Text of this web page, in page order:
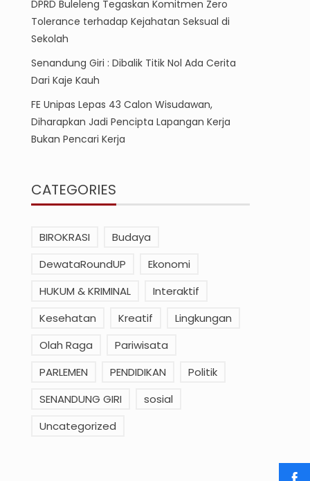
DPRD Buleleng Tegaskan Komitmen Zero
Tolerance terhadap Kejahatan Seksual di
Sekolah
Senandung Giri : Dibalik Titik Nol Ada Cerita
Dari Kaje Kauh
FE Unipas Lepas 43 Calon Wisudawan,
Diharapkan Jadi Pencipta Lapangan Kerja
Bukan Pencari Kerja
CATEGORIES
BIROKRASI
Budaya
DewataRoundUP
Ekonomi
HUKUM & KRIMINAL
Interaktif
Kesehatan
Kreatif
Lingkungan
Olah Raga
Pariwisata
PARLEMEN
PENDIDIKAN
Politik
SENANDUNG GIRI
sosial
Uncategorized